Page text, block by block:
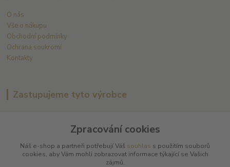
O nás
Vše o nákupu
Obchodní podmínky
Ochrana soukromí
Kontakty
Zastupujeme tyto výrobce
Chablis Daniel-Etienne Defaix
Champagne Charles Ellner
Zpracování cookies
Náš e-shop a partneři potřebují Váš souhlas s použitím souborů
cookies, aby Vám mohli zobrazovat informace týkající se Vašich
zájmů.